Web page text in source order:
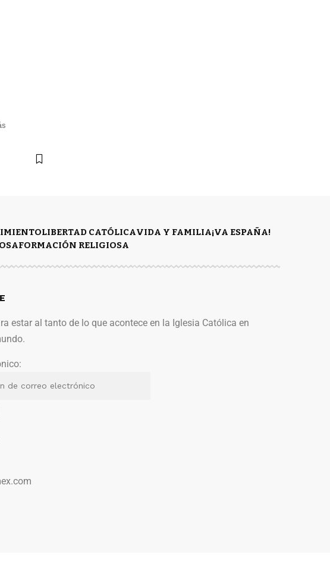
LIBERTAD CATÓLICAVIDA Y FAMILIA¡VA ESPAÑA!
FORMACIÓN RELIGIOSA
estar al tanto de lo que acontece en la Iglesia Católica en